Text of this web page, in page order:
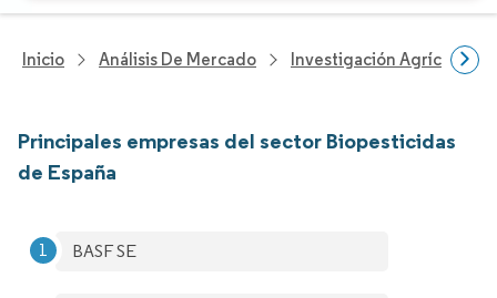
Inicio Análisis De Mercado Investigación Agrícola
Principales empresas del sector Biopesticidas
de España
BASF SE